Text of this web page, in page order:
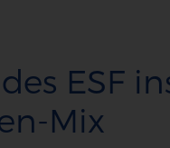
ESF
Mix